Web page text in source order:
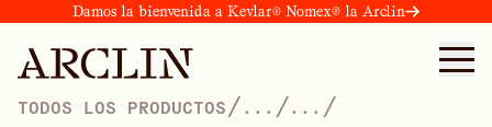
Damos la bienvenida a Kevlar® Nomex® la Arclin
TODOS LOS PRODUCTOS / ... /... /